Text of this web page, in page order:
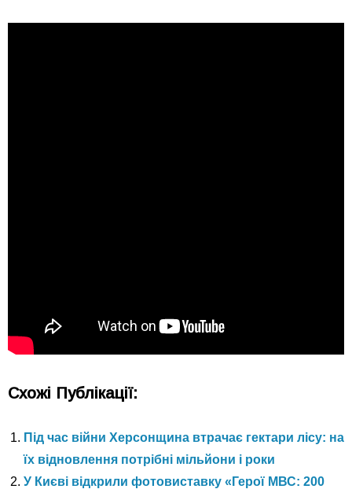
Схожі Публікації:
Під час війни Херсонщина втрачає гектари лісу: на
їх відновлення потрібні мільйони і роки
У Києві відкрили фотовиставку «Герої МВС: 200